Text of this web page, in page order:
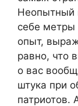
Неопытный
себе метры
опыт,
равно, что
о вас
штука при
патриотов.